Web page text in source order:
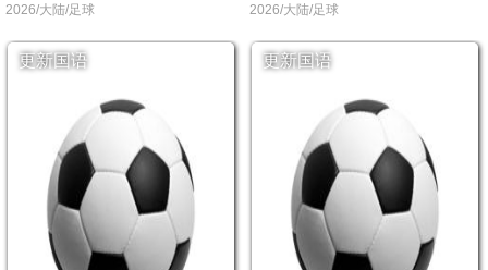
2026/大陆/足球 2026/大陆/足球
更新国语 更新国语